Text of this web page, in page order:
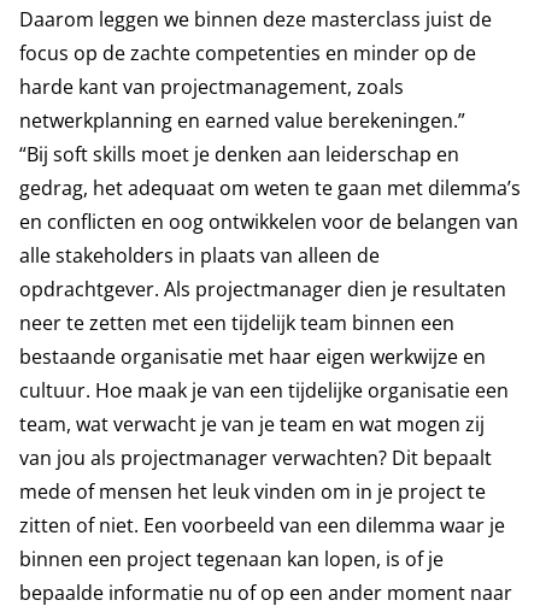
Daarom leggen we binnen deze masterclass juist de
focus op de zachte competenties en minder op de
harde kant van projectmanagement, zoals
netwerkplanning en earned value berekeningen.”
“Bij soft skills moet je denken aan leiderschap en
gedrag, het adequaat om weten te gaan met dilemma’s
en conflicten en oog ontwikkelen voor de belangen van
alle stakeholders in plaats van alleen de
opdrachtgever. Als projectmanager dien je resultaten
neer te zetten met een tijdelijk team binnen een
bestaande organisatie met haar eigen werkwijze en
cultuur. Hoe maak je van een tijdelijke organisatie een
team, wat verwacht je van je team en wat mogen zij
van jou als projectmanager verwachten? Dit bepaalt
mede of mensen het leuk vinden om in je project te
zitten of niet. Een voorbeeld van een dilemma waar je
binnen een project tegenaan kan lopen, is of je
bepaalde informatie nu of op een ander moment naar